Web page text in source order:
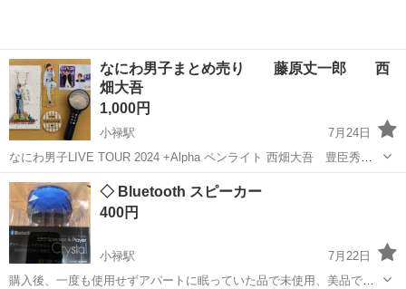
なにわ男子まとめ売り 藤原丈一郎 西
畑大吾
1,000円
小禄駅
7月24日
なにわ男子LIVE TOUR 2024 +Alpha ペンライト 西畑大吾 豊臣秀
吉 カード 藤原丈一郎 アクスタ キーホルダー
沖縄 豊見城市 その他
◇ Bluetooth スピーカー
400円
小禄駅
7月22日
購入後、一度も使用せずアパートに眠っていた品で未使用、美品です